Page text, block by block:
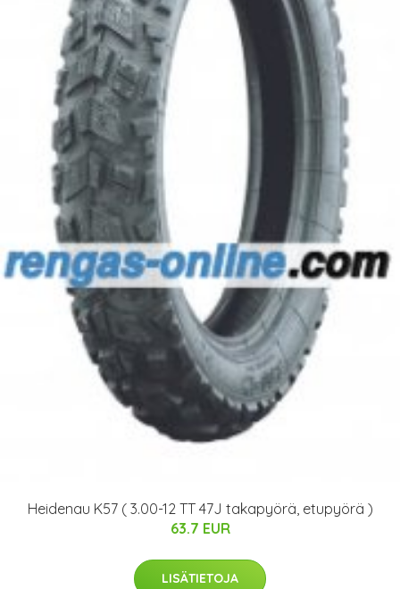
Heidenau K57 ( 3.00-12 TT 47J takapyörä, etupyörä )
63.7 EUR
LISÄTIETOJA